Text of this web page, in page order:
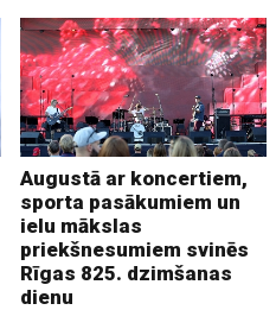
Augustā ar koncertiem,
sporta pasākumiem un
ielu mākslas
priekšnesumiem svinēs
Rīgas 825. dzimšanas
dienu